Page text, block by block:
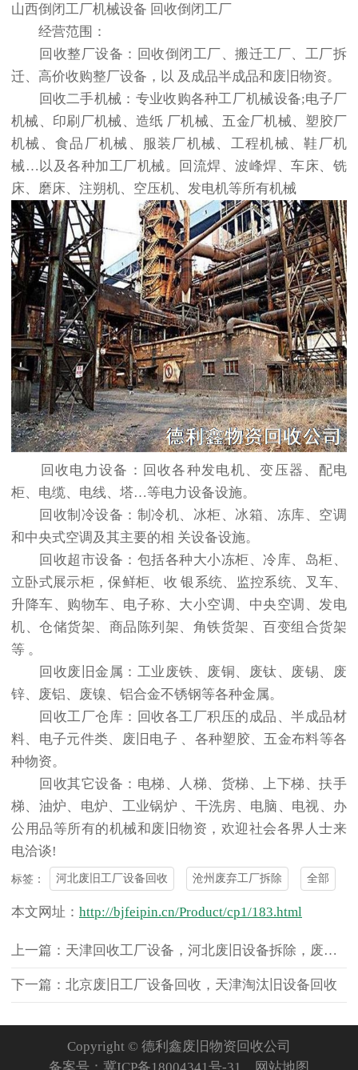
山西倒闭工厂机械设备 回收倒闭工厂
经营范围：
回收整厂设备：回收倒闭工厂、搬迁工厂、工厂拆
迁、高价收购整厂设备，以 及成品半成品和废旧物资。
回收二手机械：专业收购各种工厂机械设备;电子厂
机械、印刷厂机械、造纸 厂机械、五金厂机械、塑胶厂
机械、食品厂机械、服装厂机械、工程机械、鞋厂机
械…以及各种加工厂机械。回流焊、波峰焊、车床、铣
床、磨床、注朔机、空压机、发电机等所有机械
回收电力设备：回收各种发电机、变压器、配电
柜、电缆、电线、塔…等电力设备设施。
回收制冷设备：制冷机、冰柜、冰箱、冻库、空调
和中央式空调及其主要的相 关设备设施。
回收超市设备：包括各种大小冻柜、冷库、岛柜、
立卧式展示柜，保鲜柜、收 银系统、监控系统、叉车、
升降车、购物车、电子称、大小空调、中央空调、发电
机、仓储货架、商品陈列架、角铁货架、百变组合货架
等 。
回收废旧金属：工业废铁、废铜、废钛、废锡、废
锌、废铝、废镍、铝合金不锈钢等各种金属。
回收工厂仓库：回收各工厂积压的成品、半成品材
料、电子元件类、废旧电子 、各种塑胶、五金布料等各
种物资。
回收其它设备：电梯、人梯、货梯、上下梯、扶手
梯、油炉、电炉、工业锅炉 、干洗房、电脑、电视、办
公用品等所有的机械和废旧物资，欢迎社会各界人士来
电洽谈!
标签： 河北废旧工厂设备回收 沧州废弃工厂拆除 全部
本文网址： http://bjfeipin.cn/Product/cp1/183.html
上一篇：天津回收工厂设备，河北废旧设备拆除，废弃工厂回收
下一篇：北京废旧工厂设备回收，天津淘汰旧设备回收
Copyright © 德利鑫废旧物资回收公司
备案号： 冀ICP备18004341号-31 网站地图